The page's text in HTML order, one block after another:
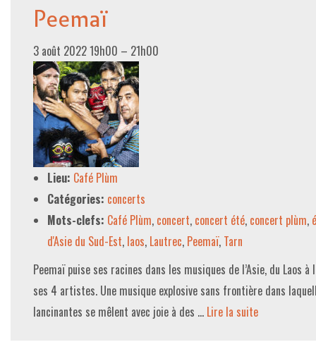
Peemaï
3 août 2022 19h00 – 21h00
Lieu: Café Plùm
Catégories: concerts
Mots-clefs: Café Plùm, concert, concert été, concert plùm,
d'Asie du Sud-Est, laos, Lautrec, Peemaï, Tarn
Peemaï puise ses racines dans les musiques de l’Asie, du Laos
ses 4 artistes. Une musique explosive sans frontière dans
lancinantes se mêlent avec joie à des … Lire la suite­­